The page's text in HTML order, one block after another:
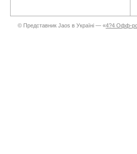
© Представник Jaos в Україні — «4?4 Офф-